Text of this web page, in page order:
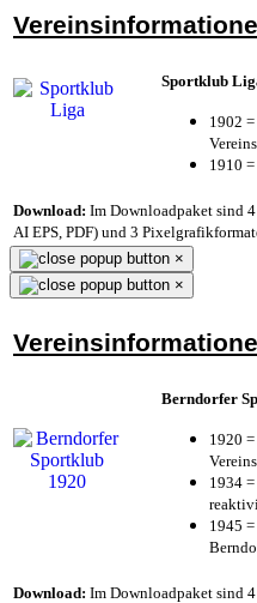
Sportklub
1902
1910
Download: Im Downloadpaket sind
AI EPS, PDF) und 3
×
×
Berndorfer
1920
1934
1945
Download: Im Downloadpaket sind